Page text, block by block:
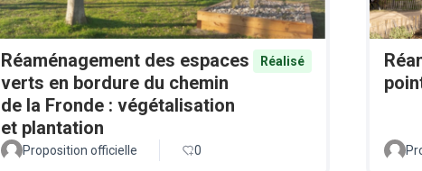
Réaménagement des espaces
verts en bordure du chemin
de la Fronde : végétalisation
et plantation
Réalisé
Proposition officielle 0